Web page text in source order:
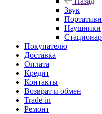
Звук
Наушники
Покупателю
Доставка
Оплата
Кредит
Контакты
Возврат и обмен
Trade-in
Ремонт